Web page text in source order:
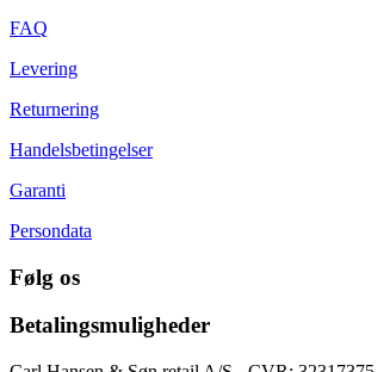
FAQ
Levering
Returnering
Handelsbetingelser
Garanti
Persondata
Følg os
Betalingsmuligheder